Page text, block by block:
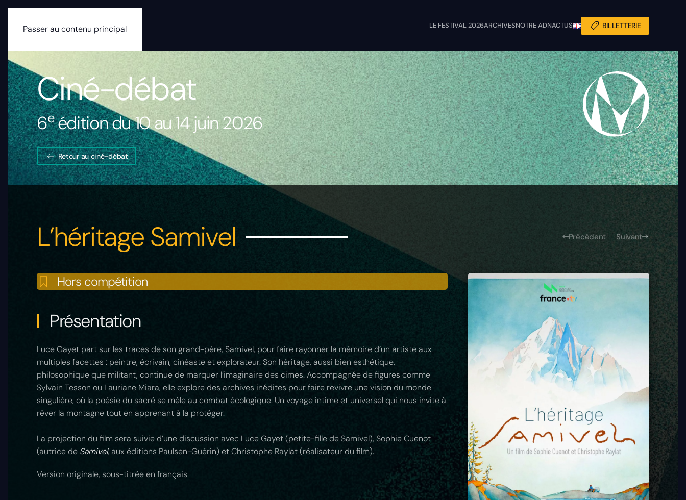
Passer au contenu principal LE FESTIVAL 2026ARCHIVESNOTRE ADNACTUS BILLETTERIE
Ciné-débat
6eédition du 10 au 14 juin 2026
Retour au ciné-débat
L’héritage Samivel Précédent Suivant
Hors compétition
Présentation
Luce Gayet part sur les traces de son grand-père, Samivel, pour faire rayonner la mémoire d’un artiste aux
multiples facettes : peintre, écrivain, cinéaste et explorateur. Son héritage, aussi bien esthétique,
philosophique que militant, continue de marquer l’imaginaire des cimes. Accompagnée de figures comme
Sylvain Tesson ou Lauriane Miara, elle explore des archives inédites pour faire revivre une vision du monde
singulière, où la poésie du sacré se mêle au combat écologique. Un voyage intime et universel qui nous invite à
rêver la montagne tout en apprenant à la protéger.
La projection du film sera suivie d’une discussion avec Luce Gayet (petite-fille de Samivel), Sophie Cuenot
(autrice de Samivel, aux éditions Paulsen-Guérin) et Christophe Raylat (réalisateur du film).
Version originale, sous-titrée en français